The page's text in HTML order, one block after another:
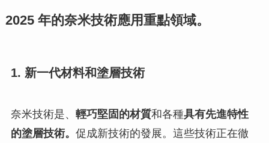
2025 年的奈米技術應用重點領域。
1. 新一代材料和塗層技術
奈米技術是、 輕巧堅固的材質和各種具有先進特性
的塗層技術。 促成新技術的發展。這些技術正在徹